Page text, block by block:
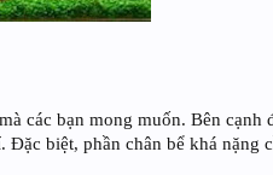
mà các bạn mong muốn. Bên cạnh
biệt, phần chân bể khá nặng